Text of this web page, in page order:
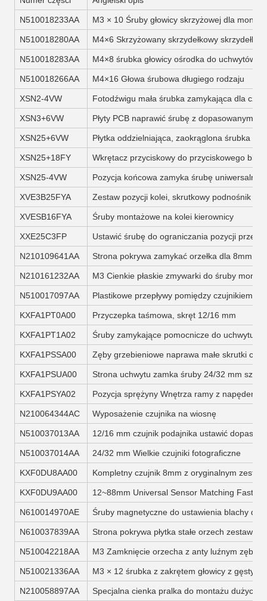
N510018233AA M3 × 10 Śruby głowicy skrzyżowej dla
N510018280AA M4×6 Skrzyżowany skrzydełkowy
N510018283AA M4×8 śrubka głowicy ośrodka do uchwytów
N510018266AA M4×16 Głowa śrubowa długiego rodzaju
XSN2-4VW Fotodźwigu mała śrubka zamykająca dla
XSN3+6VW Płyty PCB naprawić śrubę z dopasowanym
XSN25+6VW Płytka oddzielniająca, zaokrąglona śrubka
XSN25+18FY Wkrętacz przyciskowy do przyciskowego
XSN25-4VW Pozycja końcowa zamyka śrubę
XVE3B25FYA Zestaw pozycji kolei, skrutkowy podnośnik
XVESB16FYA Śruby montażowe na kolei kierownicy
XXE25C3FP Ustawić śrubę do ograniczania pozycji
N210109641AA Strona pokrywa zamykać orzełka dla 8mm
N210161232AA M3 Cienkie płaskie zmywarki do śruby
N510017097AA Plastikowe przepływy pomiędzy czujnikiem a
KXFA1PT0A00 Przyczepka taśmowa, skręt 12/16 mm
KXFA1PT1A02 Śruby zamykające pomocnicze do uchwytu
KXFA1PSSA00 Zęby grzebieniowe naprawa małe skrutki
KXFA1PSUA00 Strona uchwytu zamka śruby 24/32 mm
KXFA1PSYA02 Pozycja sprężyny Wnętrza ramy z napędem
N210064344AC Wyposażenie czujnika na wiosnę
N510037013AA 12/16 mm czujnik podajnika ustawić
N510037014AA 24/32 mm Wielkie czujniki fotograficzne
KXF0DU8AA00 Kompletny czujnik 8mm z oryginalnym
KXF0DU9AA00 12~88mm Universal Sensor Matching
N610014970AE Śruby magnetyczne do ustawienia blachy dla
N610037839AA Strona pokrywa płytka stałe orzech zestaw
N510042218AA M3 Zamknięcie orzecha z anty luźnym zęba
N510021336AA M3 × 12 śrubka z zakrętem głowicy z gęstym
N210058897AA Specjalna cienka pralka do montażu dużych